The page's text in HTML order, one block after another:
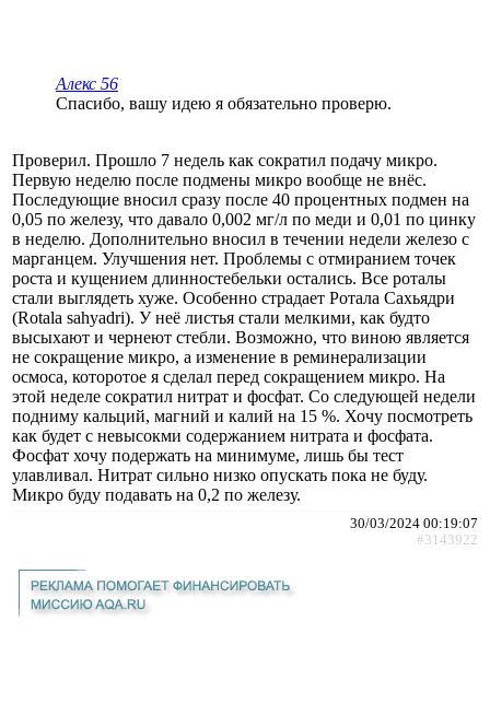
Алекс 56
Спасибо, вашу идею я обязательно проверю.
Проверил. Прошло 7 недель как сократил подачу микро.
Первую неделю после подмены микро вообще не внёс.
Последующие вносил сразу после 40 процентных подмен на
0,05 по железу, что давало 0,002 мг/л по меди и 0,01 по цинку
в неделю. Дополнительно вносил в течении недели железо с
марганцем. Улучшения нет. Проблемы с отмиранием точек
роста и кущением длинностебельки остались. Все роталы
стали выглядеть хуже. Особенно страдает Ротала Сахьядри
(Rotala sahyadri). У неё листья стали мелкими, как будто
высыхают и чернеют стебли. Возможно, что виною является
не сокращение микро, а изменение в реминерализации
осмоса, которотое я сделал перед сокращением микро. На
этой неделе сократил нитрат и фосфат. Со следующей недели
подниму кальций, магний и калий на 15 %. Хочу посмотреть
как будет с невысокми содержанием нитрата и фосфата.
Фосфат хочу подержать на минимуме, лишь бы тест
улавливал. Нитрат сильно низко опускать пока не буду.
Микро буду подавать на 0,2 по железу.
30/03/2024 00:19:07
#3143922